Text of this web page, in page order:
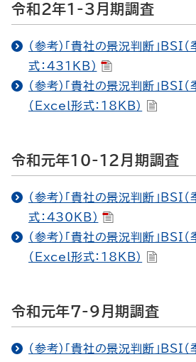
令和2年1-3月期調査
（参考）「貴社の景況判断」BSI
式：431KB）
（参考）「貴社の景況判断」BSI
（Excel形式：18KB）
令和元年10-12月期調査
（参考）「貴社の景況判断」BSI
式：430KB）
（参考）「貴社の景況判断」BSI
（Excel形式：18KB）
令和元年7-9月期調査
（参考）「貴社の景況判断」BSI